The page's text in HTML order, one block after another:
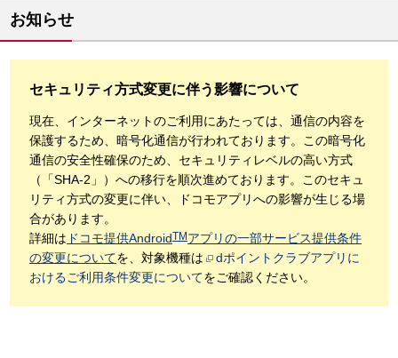
お知らせ
セキュリティ方式変更に伴う影響について
現在、インターネットのご利用にあたっては、通信の内容を
保護するため、暗号化通信が行われております。この暗号化
通信の安全性確保のため、セキュリティレベルの高い方式
（「SHA-2」）への移行を順次進めております。このセキュ
リティ方式の変更に伴い、ドコモアプリへの影響が生じる場
合があります。
詳細は ドコモ提供AndroidTM アプリの一部サービス提供条件
の変更についてを、対象機種は
dポイントクラブアプリに
おけるご利用条件変更についてをご確認ください。